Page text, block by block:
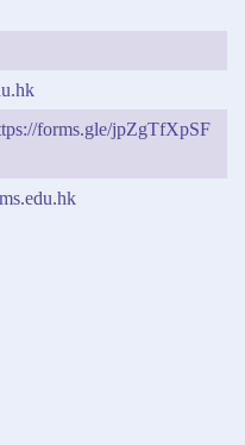
forms.gle/jpZgTfXpSF